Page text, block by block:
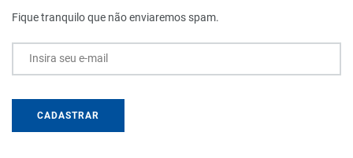
Fique tranquilo que não enviaremos spam.
Insira seu e-mail
CADASTRAR